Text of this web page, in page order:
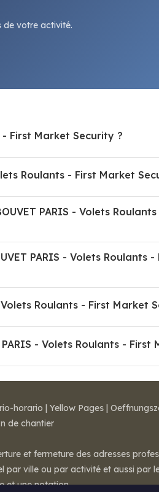
de votre activité.
- First Market Security ?
Roulants - First Market
PARIS - Volets
PARIS - Volets Roulants
Roulants - First Market
- Volets Roulants - First
horario | Yellow Pages |
de chantier
et fermeture des adresses
par ville ou par activité et aussi par
et une notation.